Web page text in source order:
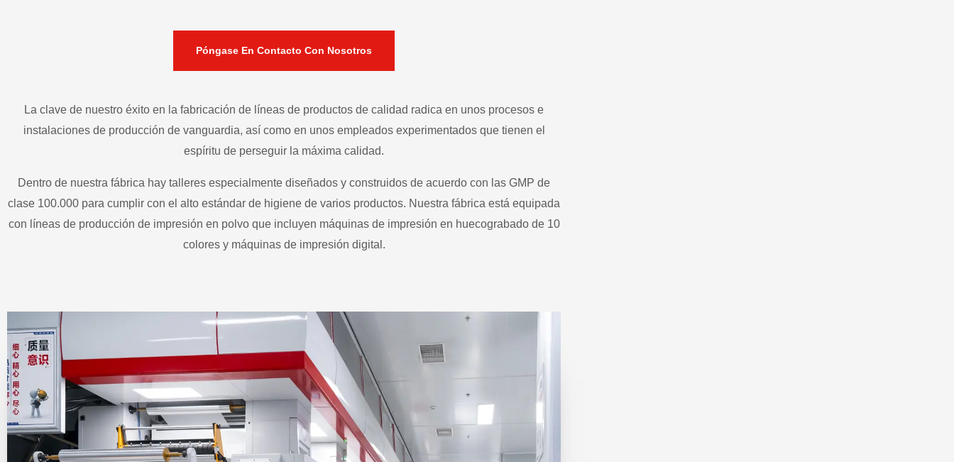
Póngase En Contacto Con Nosotros
La clave de nuestro éxito en la fabricación de líneas de productos de calidad radica en unos procesos e
instalaciones de producción de vanguardia, así como en unos empleados experimentados que tienen el
espíritu de perseguir la máxima calidad.
Dentro de nuestra fábrica hay talleres especialmente diseñados y construidos de acuerdo con las GMP de
clase 100.000 para cumplir con el alto estándar de higiene de varios productos. Nuestra fábrica está equipada
con líneas de producción de impresión en polvo que incluyen máquinas de impresión en huecograbado de 10
colores y máquinas de impresión digital.